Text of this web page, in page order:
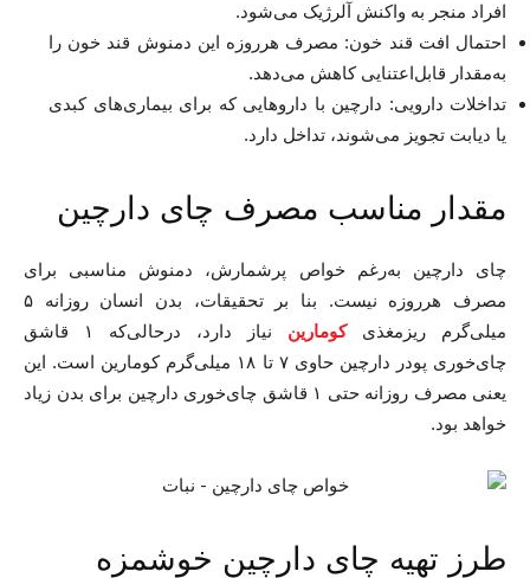
افراد منجر به واکنش آلرژیک می‌شود.
احتمال افت قند خون: مصرف هرروزه این دمنوش قند خون را
به‌مقدار قابل‌اعتنایی کاهش می‌دهد.
تداخلات دارویی: دارچین با داروهایی که برای بیماری‌های کبدی
یا دیابت تجویز می‌شوند، تداخل دارد.
مقدار مناسب مصرف چای دارچین
چای دارچین به‌رغم خواص پرشمارش، دمنوش مناسبی برای
مصرف هرروزه نیست. بنا بر تحقیقات، بدن انسان روزانه ۵
میلی‌گرم ریزمغذیکومارین
نیاز دارد، در‌حالی‌که ۱ قاشق
چای‌خوری پودر دارچین حاوی ۷ تا ۱۸ میلی‌گرم کومارین است. این
یعنی مصرف روزانه حتی ۱ قاشق چای‌خوری دارچین برای بدن زیاد
خواهد بود.
طرز تهیه چای دارچین خوشمزه